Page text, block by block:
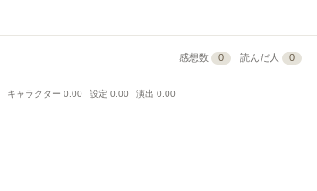
感想数 0 読んだ人 0
キャラクター 0.00 設定 0.00 演出 0.00